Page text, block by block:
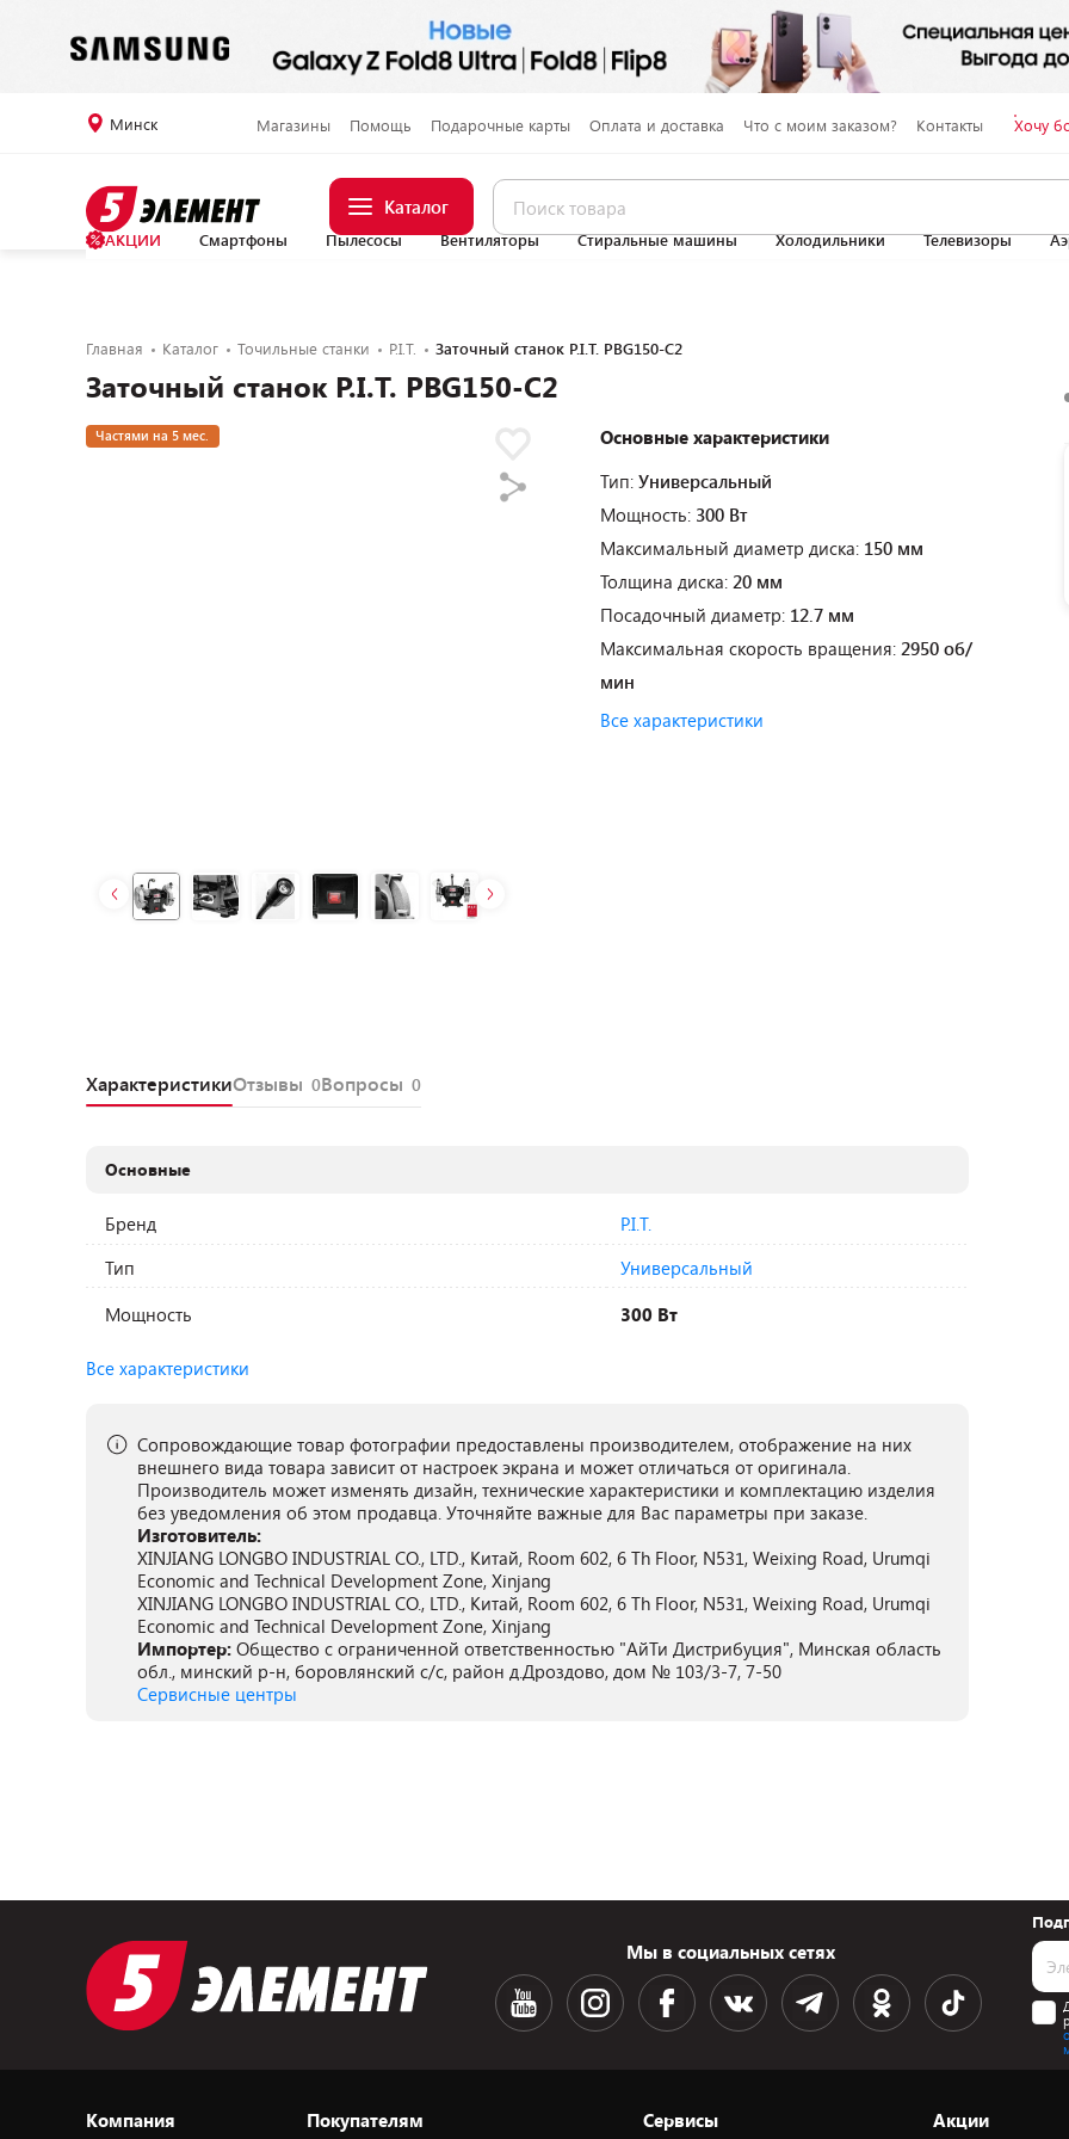
Минск Магазины Помощь Подарочные карты Оплата и доставка Что с моим заказом? Контакты Хочу
Каталог
АКЦИИ Смартфоны Пылесосы Вентиляторы Стиральные машины Холодильники Телевизоры
Главная Каталог Точильные станки P.I.T. Заточный станок P.I.T. PBG150-C2
Заточный станок P.I.T. PBG150-C2
Частями на 5 мес.
Основные характеристики
Тип: Универсальный
Мощность: 300 Вт
Максимальный диаметр диска: 150 мм
Толщина диска: 20 мм
Посадочный диаметр: 12.7 мм
Максимальная скорость вращения: 2950 об/
мин
Все характеристики
ХарактеристикиОтзывы 0Вопросы 0
Основные
Бренд
P.I.T.
Тип
Универсальный
Мощность
300 Вт
Все характеристики
Сопровождающие товар фотографии предоставлены производителем, отображение на них
внешнего вида товара зависит от настроек экрана и может отличаться от оригинала.
Производитель может изменять дизайн, технические характеристики и комплектацию изделия
без уведомления об этом продавца. Уточняйте важные для Вас параметры при заказе.
Изготовитель:
XINJIANG LONGBO INDUSTRIAL CO., LTD., Китай, Room 602, 6 Th Floor, N531, Weixing Road, Urumqi
Economic and Technical Development Zone, Xinjang
XINJIANG LONGBO INDUSTRIAL CO., LTD., Китай, Room 602, 6 Th Floor, N531, Weixing Road, Urumqi
Economic and Technical Development Zone, Xinjang
Импортер: Общество с ограниченной ответственностью "АйТи Дистрибуция", Минская область
обл., минский р-н, боровлянский с/с, район д.Дроздово, дом № 103/3-7, 7-50
Сервисные центры
Мы в социальных сетях
Компания Покупателям Сервисы Акции